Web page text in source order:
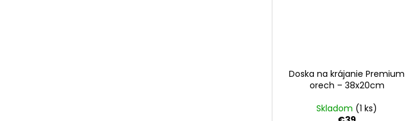
Doska na krájanie Premium
orech – 38x20cm
Skladom (1 ks)